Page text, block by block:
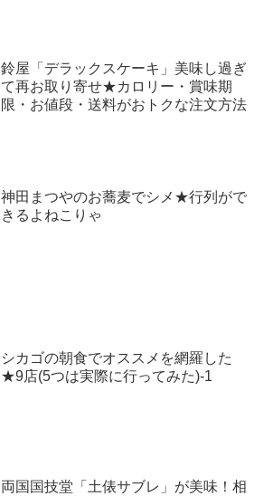
鈴屋「デラックスケーキ」美味し過ぎ
て再お取り寄せ★カロリー・賞味期
限・お値段・送料がおトクな注文方法
神田まつやのお蕎麦でシメ★行列がで
きるよねこりゃ
シカゴの朝食でオススメを網羅した
★9店(5つは実際に行ってみた)-1
両国国技堂「土俵サブレ」が美味！相